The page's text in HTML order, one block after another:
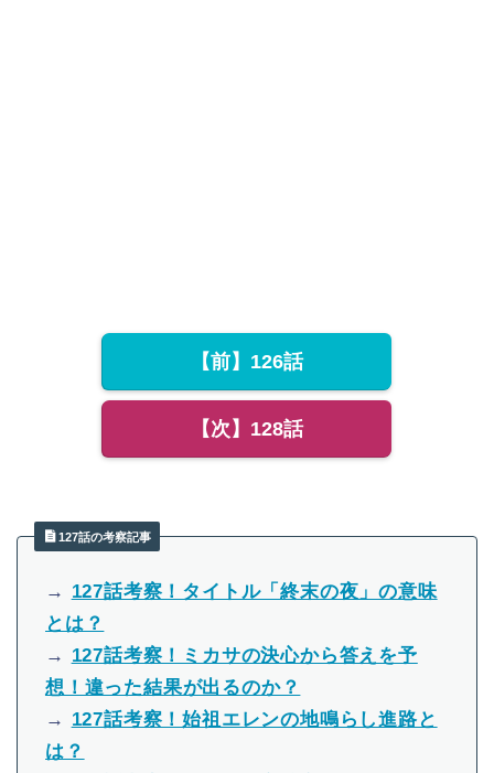
【前】126話
【次】128話
127話の考察記事
→ 127話考察！タイトル「終末の夜」の意味
とは？
→ 127話考察！ミカサの決心から答えを予
想！違った結果が出るのか？
→ 127話考察！始祖エレンの地鳴らし進路と
は？